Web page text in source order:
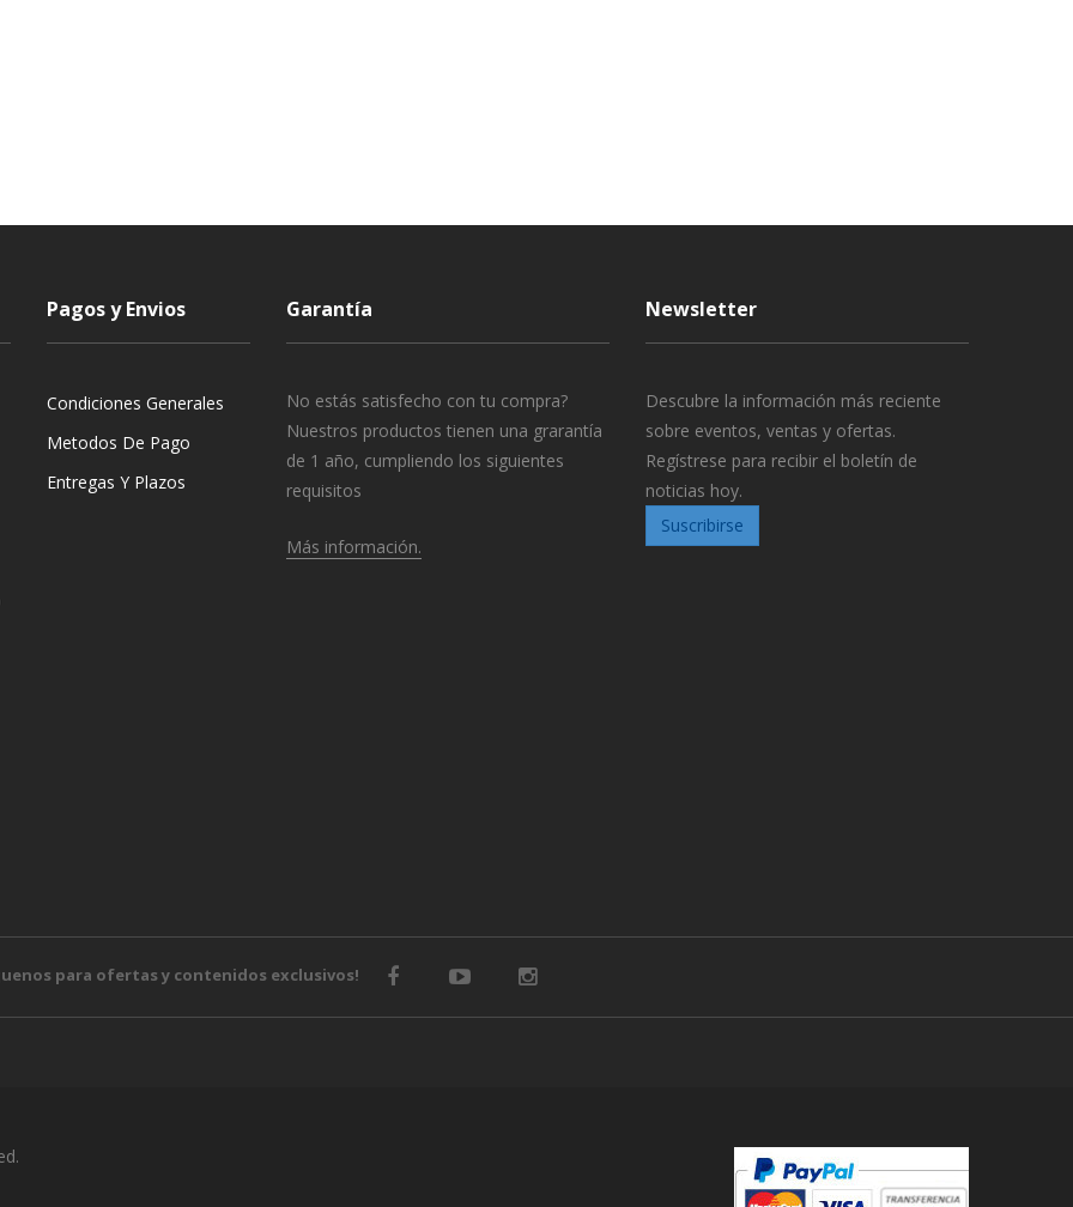
Pagos y Envios
Condiciones Generales
Metodos De Pago
Entregas Y Plazos
Garantía
No estás satisfecho con tu compra?
Nuestros productos tienen una grarantía
de 1 año, cumpliendo los siguientes
requisitos
Más información.
Newsletter
Descubre la información más reciente
sobre eventos, ventas y ofertas.
Regístrese para recibir el boletín de
noticias hoy.
Suscribirse
para ofertas y contenidos exclusivos!